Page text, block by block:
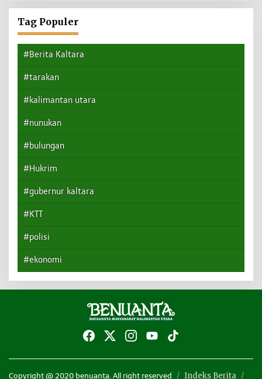
Tag Populer
#Berita Kaltara
#tarakan
#kalimantan utara
#nunukan
#bulungan
#Hukrim
#gubernur kaltara
#KTT
#polisi
#ekonomi
Copyright @ 2020 benuanta. All right reserved Indeks Berita